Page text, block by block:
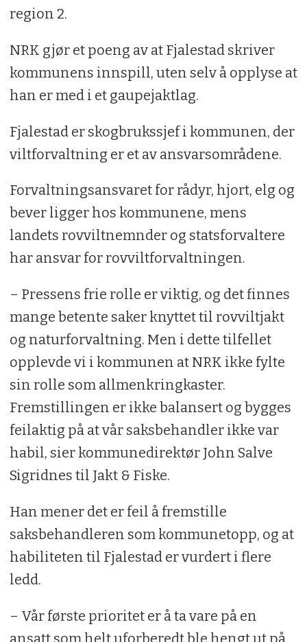
region 2.
NRK gjør et poeng av at Fjalestad skriver
kommunens innspill, uten selv å opplyse at
han er med i et gaupejaktlag.
Fjalestad er skogbrukssjef i kommunen, der
viltforvaltning er et av ansvarsområdene.
Forvaltningsansvaret for rådyr, hjort, elg og
bever ligger hos kommunene, mens
landets rovviltnemnder og statsforvaltere
har ansvar for rovviltforvaltningen.
– Pressens frie rolle er viktig, og det finnes
mange betente saker knyttet til rovviltjakt
og naturforvaltning. Men i dette tilfellet
opplevde vi i kommunen at NRK ikke fylte
sin rolle som allmenkringkaster.
Fremstillingen er ikke balansert og bygges
feilaktig på at vår saksbehandler ikke var
habil, sier kommunedirektør John Salve
Sigridnes til Jakt & Fiske.
Han mener det er feil å fremstille
saksbehandleren som kommunetopp, og at
habiliteten til Fjalestad er vurdert i flere
ledd.
– Vår første prioritet er å ta vare på en